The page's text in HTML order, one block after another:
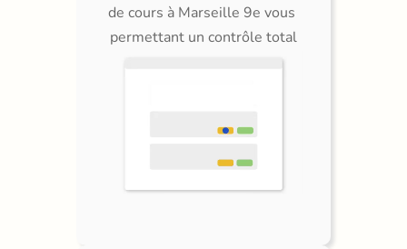
de cours à Marseille 9e vous
permettant un contrôle total